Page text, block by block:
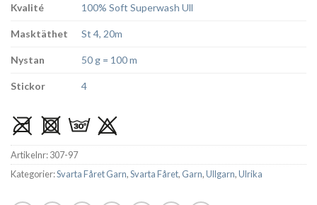
Kvalité 100% Soft Superwash Ull
Masktäthet St 4, 20m
Nystan 50 g = 100 m
Stickor 4
Artikelnr:307-97
Kategorier:Svarta Fåret Garn,Svarta Fåret, Garn,Ullgarn,Ulrika